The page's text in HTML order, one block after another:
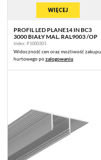
WIĘCEJ
PROFIL LED PLANE14 IN BC3
3000 BIAŁY MAL. RAL9003 /OP
Index: P1000301
Widoczność cen oraz możliwość zakupu
hurtowego pozalogowaniu